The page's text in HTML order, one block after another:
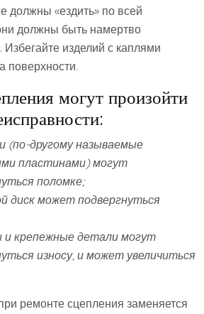
должны «ездить» по всей
должны быть намертво
изделий с каплями
поверхности.
могут произойти
(по-другому называемые
пластинами) могут
поломке;
диск может подвергнуться
и крепежные детали могут
износу, и может увеличиться
ремонте сцепления заменяется